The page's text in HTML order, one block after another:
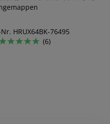
HRUX64BK-76495
(6)